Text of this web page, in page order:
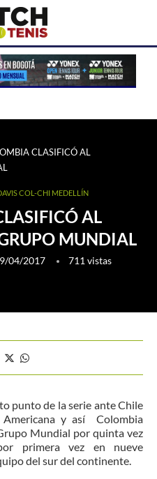
CLASIFICÓ AL
COL-CHI MEDELLÍN
AL
MUNDIAL
04/2017 711 vistas
punto de la serie ante Chile
y así Colombia
Mundial por quinta vez
primera vez en nueve
del sur del continente.